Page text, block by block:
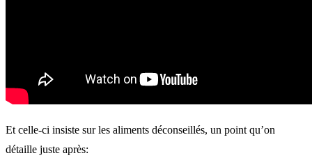
Et celle-ci insiste sur les aliments déconseillés, un point qu’on
détaille juste après: